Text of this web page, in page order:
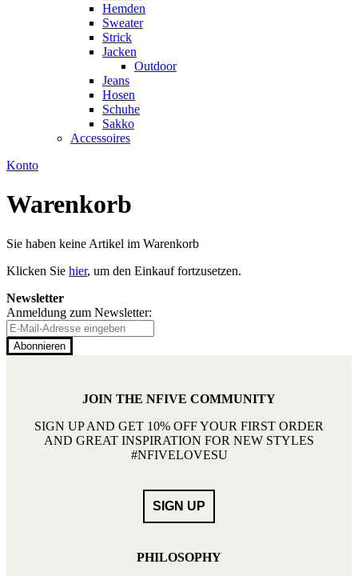
Hemden
Sweater
Strick
Jacken
Outdoor
Jeans
Hosen
Schuhe
Sakko
Accessoires
Konto
Warenkorb
Sie haben keine Artikel im Warenkorb
Klicken Sie hier, um den Einkauf fortzusetzen.
Newsletter
Anmeldung zum Newsletter:
Abonnieren
JOIN THE NFIVE COMMUNITY
SIGN UP AND GET 10% OFF YOUR FIRST ORDER
AND GREAT INSPIRATION FOR NEW STYLES
#NFIVELOVESU
PHILOSOPHY